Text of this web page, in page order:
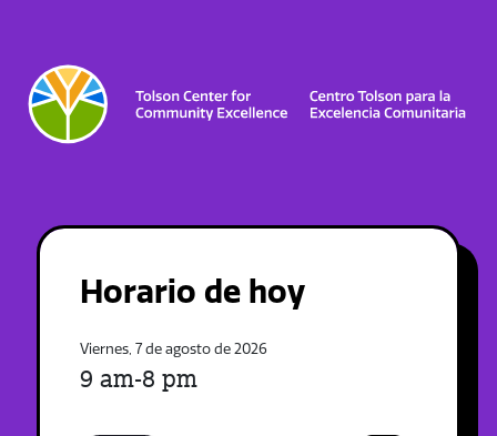
Horario de hoy
Viernes, 7 de agosto de 2026
9 am-8 pm